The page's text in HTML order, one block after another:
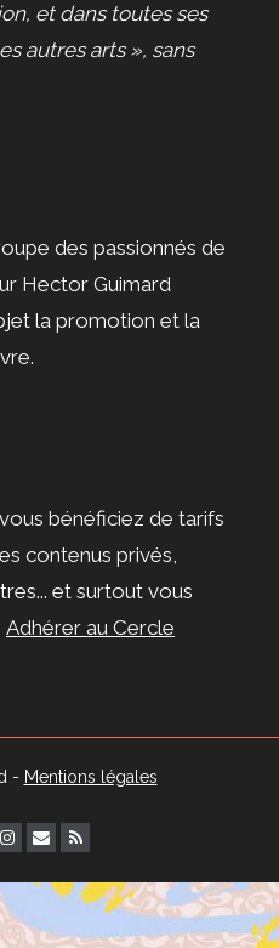
et dans toutes ses
autres arts », sans
des passionnés de
Hector Guimard
la promotion et la
bénéficiez de tarifs
contenus privés,
et surtout vous
Adhérer au Cercle
- Mentions légales